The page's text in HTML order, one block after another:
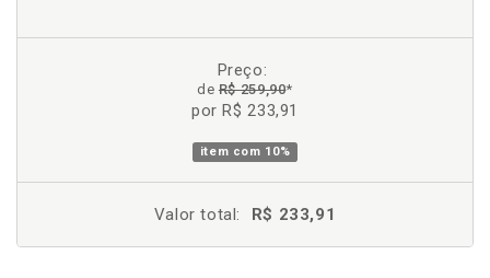
Preço:
deR$ 259,90*
por R$ 233,91
item com 10%
Valor total: R$ 233,91